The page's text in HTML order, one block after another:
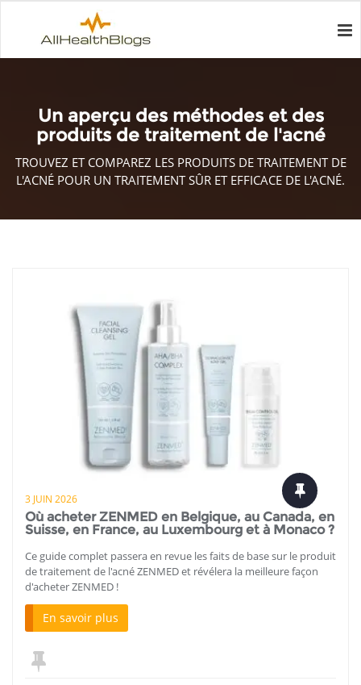
Un aperçu des méthodes et des
produits de traitement de l'acné
TROUVEZ ET COMPAREZ LES PRODUITS DE TRAITEMENT DE
L'ACNÉ POUR UN TRAITEMENT SÛR ET EFFICACE DE L'ACNÉ.
3 JUIN 2026
Où acheter ZENMED en Belgique, au Canada, en
Suisse, en France, au Luxembourg et à Monaco ?
Ce guide complet passera en revue les faits de base sur le produit
de traitement de l'acné ZENMED et révélera la meilleure façon
d'acheter ZENMED !
En savoir plus